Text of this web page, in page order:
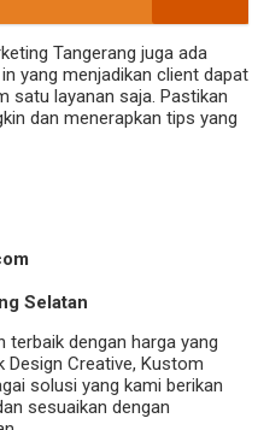
Tangerang juga ada
yang menjadikan client dapat
satu layanan saja. Pastikan
dan menerapkan tips yang
Selatan
terbaik dengan harga yang
Design Creative, Kustom
solusi yang kami berikan
sesuaikan dengan